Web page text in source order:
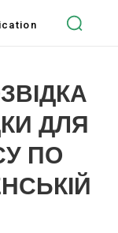
ДЛЯ
ПО